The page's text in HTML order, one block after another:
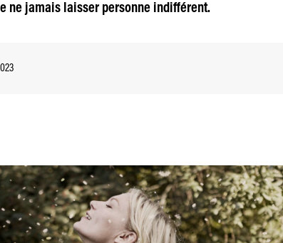
ne jamais laisser personne indifférent.